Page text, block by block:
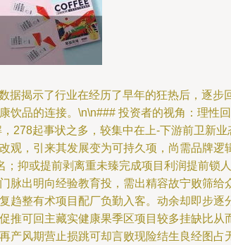
揭示了行业在经历了早年的狂热后，逐步
饮品的连接。\n\n### 投资者的视角：理性
278起事状之多，较集中在上-下游前卫新
，引来其发展变为可持久项，尚需品牌逻
抑或提前剥离重未臻完成项目利润提前锁
出明向经验教育投，需出精容故宁败筛给
趋整有术项目配厂负勤入客。动余却即步逐
推可回主藏实健康果季区项目较多挂缺比从
产风期营止损跳可却言败现险结生良经图占